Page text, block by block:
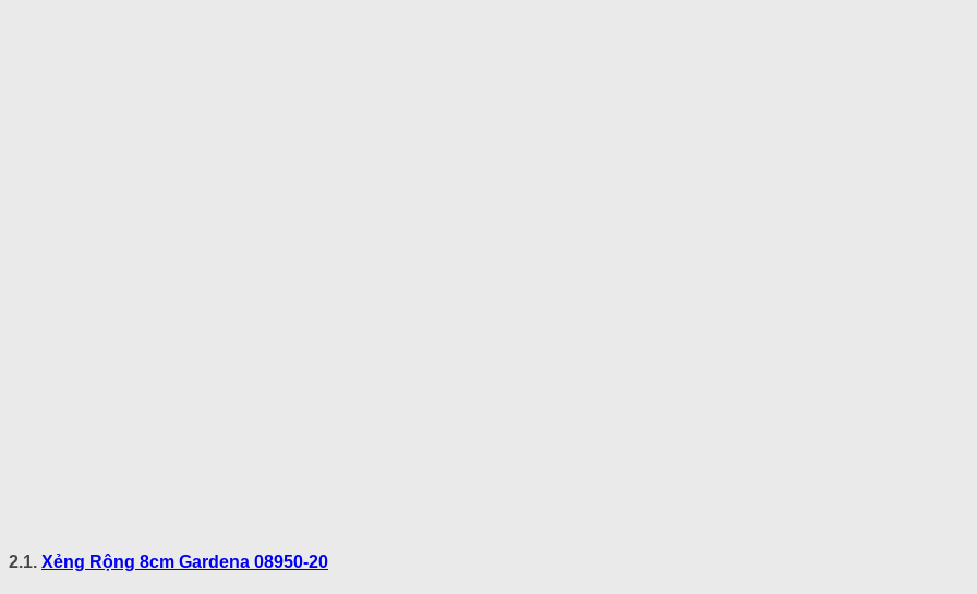
2.1. Xẻng Rộng 8cm Gardena 08950-20